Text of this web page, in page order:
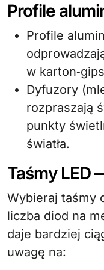
Profile
Profile
w
Dyfuzory
rozpraszają
punkty
światła.
Taśmy LED
Wybieraj taśmy
liczba diod na
daje bardziej
uwagę na: